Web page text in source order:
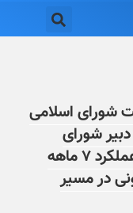
شورای اسلامی
شورای
اسلامی کلانشهر اراک با موضوع عملکرد ۷ ماهه
در مسیر